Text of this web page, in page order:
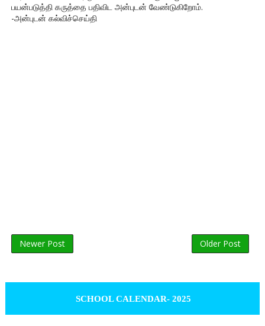
பயன்படுத்தி கருத்தை பதிவிட அன்புடன் வேண்டுகிறோம்.
-அன்புடன் கல்விச்செய்தி
Newer Post Older Post
SCHOOL CALENDAR- 2025